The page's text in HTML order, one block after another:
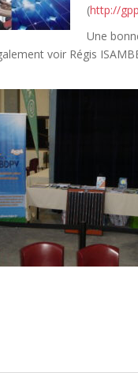
(http://
Une
voir Régis